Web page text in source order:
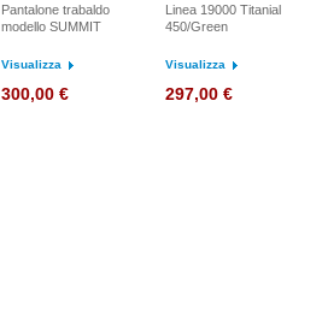
Pantalone trabaldo
modello SUMMIT
Visualizza
300,00 €
Linea 19000 Titanial
450/Green
Visualizza
297,00 €